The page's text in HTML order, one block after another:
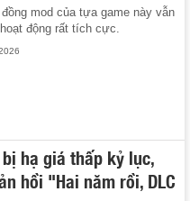
đồng mod của tựa game này vẫn
động rất tích cực.
hạ giá thấp kỷ lục,
hồi "Hai năm rồi, DLC